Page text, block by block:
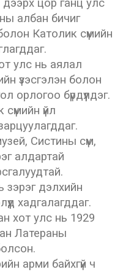
цор ганц улс
албан бичиг
Католик сүмийн
улс нь аялал
үзэсгэлэн болон
орлогоо бүрдүүлдэг.
үйл
Систины сүм,
алдартай
дэлхийн
хадгалагддаг.
хот улс нь 1929
Латераны
арми байхгүй ч